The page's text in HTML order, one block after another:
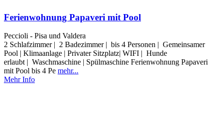
Ferienwohnung Papaveri mit Pool
Peccioli - Pisa und Valdera
2 Schlafzimmer | 2 Badezimmer | bis 4 Personen | Gemeinsamer
Pool | Klimaanlage | Privater Sitzplatz| WIFI | Hunde
erlaubt | Waschmaschine | Spülmaschine Ferienwohnung Papaveri
mit Pool bis 4 Pe mehr...
Mehr Info